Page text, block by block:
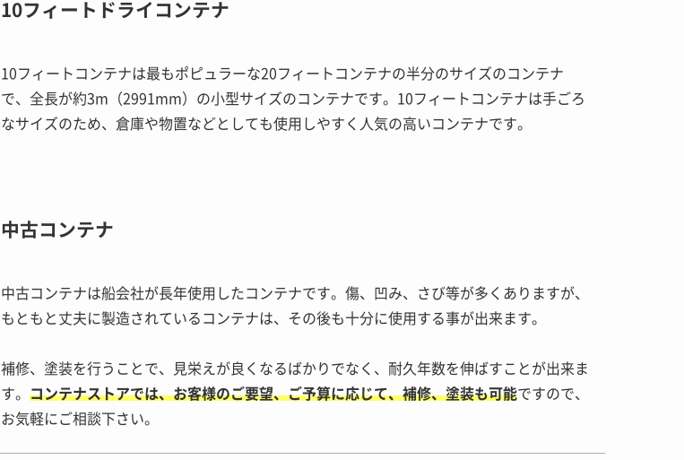
10フィートドライコンテナ
10フィートコンテナは最もポピュラーな20フィートコンテナの半分のサイズのコンテナ
で、全長が約3m（2991mm）の小型サイズのコンテナです。10フィートコンテナは手ごろ
なサイズのため、倉庫や物置などとしても使用しやすく人気の高いコンテナです。
中古コンテナ
中古コンテナは船会社が長年使用したコンテナです。傷、凹み、さび等が多くありますが、
もともと丈夫に製造されているコンテナは、その後も十分に使用する事が出来ます。
補修、塗装を行うことで、見栄えが良くなるばかりでなく、耐久年数を伸ばすことが出来ま
す。 コンテナストアでは、お客様のご要望、ご予算に応じて、補修、塗装も可能ですので、
お気軽にご相談下さい。